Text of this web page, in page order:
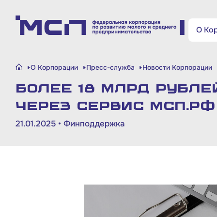
О
бизнесу
Банкам и финансовым
Поиск по сайту
О Корпорации Пресс-служба Новости Корпорации
Более 18 млрд
через сервис МСП.РФ
21.01.2025 • Финподдержка